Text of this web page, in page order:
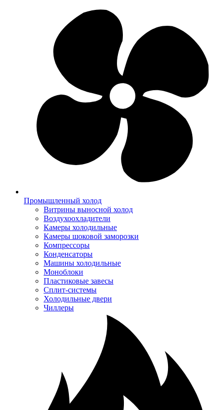
Промышленный холод
Витрины выносной холод
Воздухоохладители
Камеры холодильные
Камеры шоковой заморозки
Компрессоры
Конденсаторы
Машины холодильные
Моноблоки
Пластиковые завесы
Сплит-системы
Холодильные двери
Чиллеры